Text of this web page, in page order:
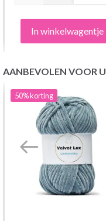
In winkelwagentje
AANBEVOLEN VOOR U
50%korting